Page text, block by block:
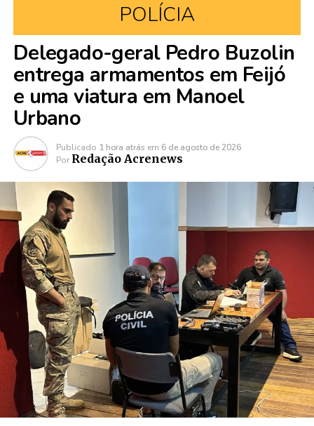
POLÍCIA
Delegado-geral Pedro Buzolin
entrega armamentos em Feijó
e uma viatura em Manoel
Urbano
Publicado 1 hora atrás em 6 de agosto de 2026
Por Redação Acrenews